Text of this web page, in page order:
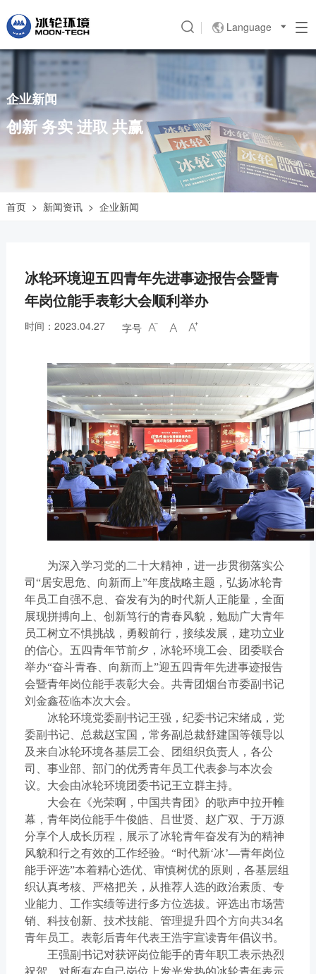
Language 
企业新闻
创新 务实 进取 共赢
首页 > 新闻资讯 > 企业新闻
冰轮环境迎五四青年先进事迹报告会暨青
年岗位能手表彰大会顺利举办
时间：2023.04.27 字号   
为深入学习党的二十大精神，进一步贯彻落实公
司“居安思危、向新而上”年度战略主题，弘扬冰轮青
年员工自强不息、奋发有为的时代新人正能量，全面
展现拼搏向上、创新笃行的青春风貌，勉励广大青年
员工树立不惧挑战，勇毅前行，接续发展，建功立业
的信心。五四青年节前夕，冰轮环境工会、团委联合
举办“奋斗青春、向新而上”迎五四青年先进事迹报告
会暨青年岗位能手表彰大会。共青团烟台市委副书记
刘金鑫莅临本次大会。
冰轮环境党委副书记王强，纪委书记宋绪成，党
委副书记、总裁赵宝国，常务副总裁舒建国等领导以
及来自冰轮环境各基层工会、团组织负责人，各公
司、事业部、部门的优秀青年员工代表参与本次会
议。大会由冰轮环境团委书记王立群主持。
大会在《光荣啊，中国共青团》的歌声中拉开帷
幕，青年岗位能手牛俊皓、吕世贤、赵广双、于万源
分享个人成长历程，展示了冰轮青年奋发有为的精神
风貌和行之有效的工作经验。“时代新‘冰’—青年岗位
能手评选”本着精心选优、审慎树优的原则，各基层组
织认真考核、严格把关，从推荐人选的政治素质、专
业能力、工作实绩等进行多方位选拔。评选出市场营
销、科技创新、技术技能、管理提升四个方向共34名
青年员工。表彰后青年代表王浩宇宣读青年倡议书。
王强副书记对获评岗位能手的青年职工表示热烈
祝贺，对所有在自己岗位上发光发热的冰轮青年表示